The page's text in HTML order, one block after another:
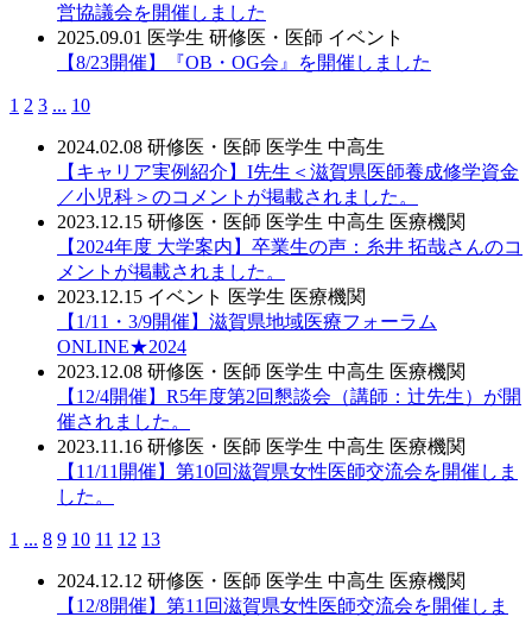
営協議会を開催しました
2025.09.01 医学生 研修医・医師 イベント
【8/23開催】『OB・OG会』を開催しました
1 2 3 ... 10
2024.02.08 研修医・医師 医学生 中高生
【キャリア実例紹介】I先生＜滋賀県医師養成修学資金
／小児科＞のコメントが掲載されました。
2023.12.15 研修医・医師 医学生 中高生 医療機関
【2024年度 大学案内】卒業生の声：糸井 拓哉さんのコ
メントが掲載されました。
2023.12.15 イベント 医学生 医療機関
【1/11・3/9開催】滋賀県地域医療フォーラム
ONLINE★2024
2023.12.08 研修医・医師 医学生 中高生 医療機関
【12/4開催】R5年度第2回懇談会（講師：辻先生）が開
催されました。
2023.11.16 研修医・医師 医学生 中高生 医療機関
【11/11開催】第10回滋賀県女性医師交流会を開催しま
した。
1 ... 8 9 10 11 12 13
2024.12.12 研修医・医師 医学生 中高生 医療機関
【12/8開催】第11回滋賀県女性医師交流会を開催しま